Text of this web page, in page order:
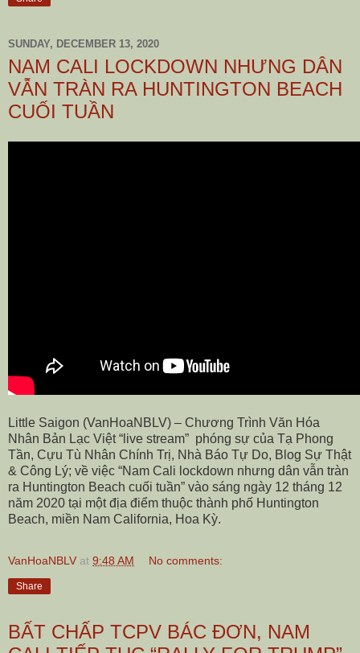
SUNDAY, DECEMBER 13, 2020
NAM CALI LOCKDOWN NHƯNG DÂN
VẪN TRÀN RA HUNTINGTON BEACH
CUỐI TUẦN
Little Saigon (VanHoaNBLV) – Chương Trình Văn Hóa
Nhân Bản Lạc Việt “live stream” phóng sự của Tạ Phong
Tần, Cựu Tù Nhân Chính Trị, Nhà Báo Tự Do, Blog Sự Thật
& Công Lý; về việc “Nam Cali lockdown nhưng dân vẫn tràn
ra Huntington Beach cuối tuần” vào sáng ngày 12 tháng 12
năm 2020 tại một địa điểm thuộc thành phố Huntington
Beach, miền Nam California, Hoa Kỳ.
VanHoaNBLV at 9:48 AM No comments:
Share
BẤT CHẤP TCPV BÁC ĐƠN, NAM